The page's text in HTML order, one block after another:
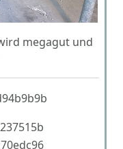
megagut und